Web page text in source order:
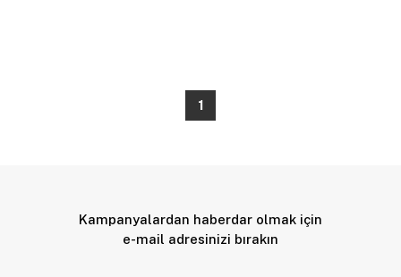
1
Kampanyalardan haberdar olmak için
e-mail adresinizi bırakın